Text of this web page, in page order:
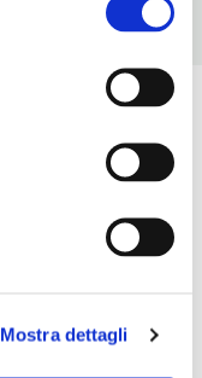
Mostra dettagli